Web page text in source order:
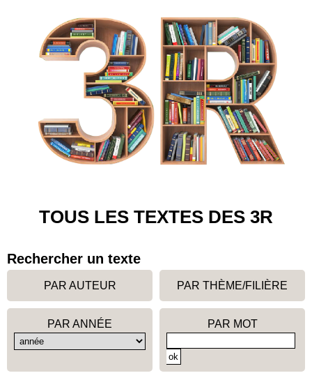
TOUS LES TEXTES DES 3R
Rechercher un texte
PAR AUTEUR PAR THÈME/FILIÈRE
PAR ANNÉE PAR MOT